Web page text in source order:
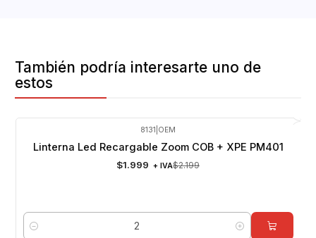
También podría interesarte uno de
estos
8131 OEM
Linterna Led Recargable Zoom COB + XPE PM401
$1.999 + IVA$2.199
Cantidad